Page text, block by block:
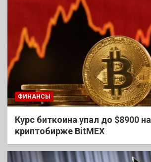
ФИНАНСЫ
Курс биткоина упал до $8900 на
криптобирже BitMEX